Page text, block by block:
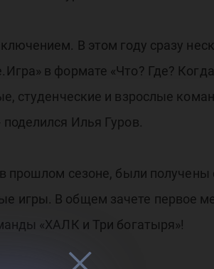
В этом году сразу
в формате «Что? Где?
студенческие и взрослые
Илья Гуров.
прошлом сезоне, были получены
игры. В общем зачете первое
«ХАЛК и Три богатыря»!